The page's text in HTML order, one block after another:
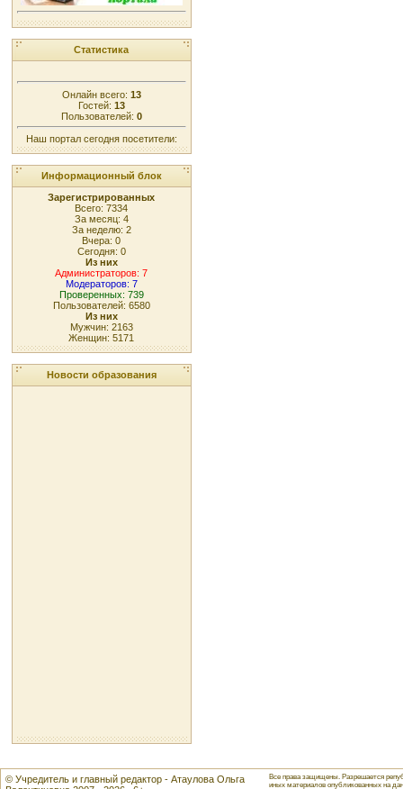
Статистика
Онлайн всего: 13
Гостей: 13
Пользователей: 0
Наш портал сегодня посетители:
Информационный блок
Зарегистрированных
Всего: 7334
За месяц: 4
За неделю: 2
Вчера: 0
Сегодня: 0
Из них
Администраторов: 7
Модераторов: 7
Проверенных: 739
Пользователей: 6580
Из них
Мужчин: 2163
Женщин: 5171
Новости образования
© Учредитель и главный редактор - Атаулова Ольга
Все права защищены. Разрешается
иных материалов опубликованных на